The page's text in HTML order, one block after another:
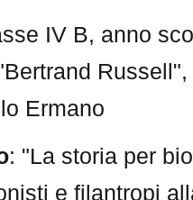
IV B, anno
Ermano
: "La storia per
e filantropi